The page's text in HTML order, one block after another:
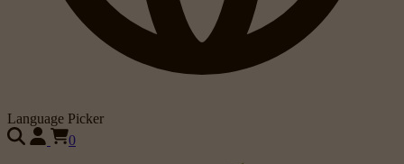
Language Picker
0